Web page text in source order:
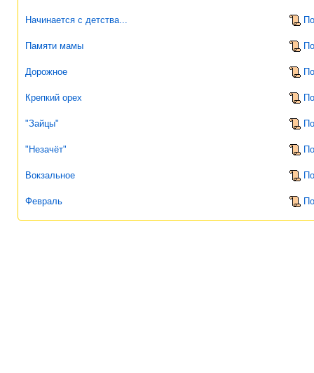
Начинается с детства...
Памяти мамы
Дорожное
Крепкий орех
"Зайцы"
"Незачёт"
Вокзальное
Февраль